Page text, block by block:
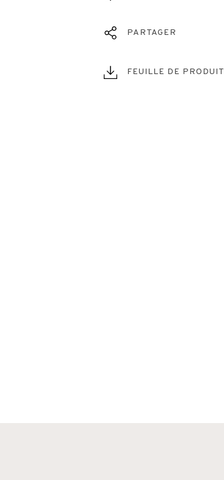
PARTAGER
FEUILLE DE PRODUIT